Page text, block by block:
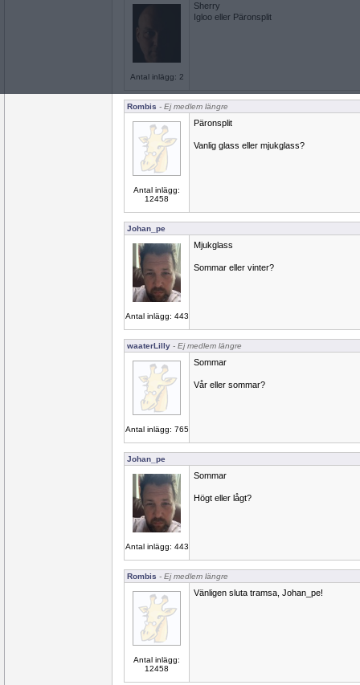
Antal inlägg: 2
Sherry
Igloo eller Päronsplit
Rombis - Ej medlem längre
Antal inlägg:
12458
Päronsplit
Vanlig glass eller mjukglass?
Johan_pe
Antal inlägg: 443
Mjukglass
Sommar eller vinter?
waaterLilly - Ej medlem längre
Antal inlägg: 765
Sommar
Vår eller sommar?
Johan_pe
Antal inlägg: 443
Sommar
Högt eller lågt?
Rombis - Ej medlem längre
Antal inlägg:
12458
Vänligen sluta tramsa, Johan_pe!